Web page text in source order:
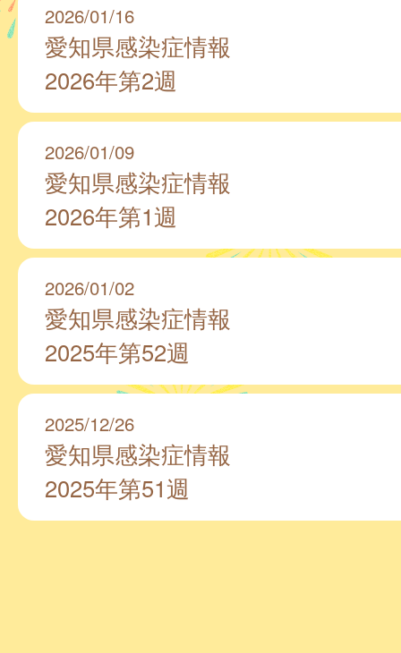
2026/01/16
愛知県感染症情報
2026年第2週
2026/01/09
愛知県感染症情報
2026年第1週
2026/01/02
愛知県感染症情報
2025年第52週
2025/12/26
愛知県感染症情報
2025年第51週